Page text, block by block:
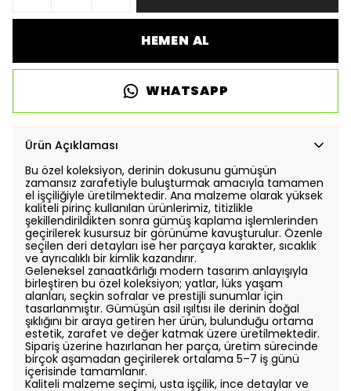
HEMEN AL
WHATSAPP
Ürün Açıklaması
Bu özel koleksiyon, derinin dokusunu gümüşün
zamansız zarafetiyle buluşturmak amacıyla tamamen
el işçiliğiyle üretilmektedir. Ana malzeme olarak yüksek
kaliteli pirinç kullanılan ürünlerimiz, titizlikle
şekillendirildikten sonra gümüş kaplama işlemlerinden
geçirilerek kusursuz bir görünüme kavuşturulur. Özenle
seçilen deri detayları ise her parçaya karakter, sıcaklık
ve ayrıcalıklı bir kimlik kazandırır.
Geleneksel zanaatkârlığı modern tasarım anlayışıyla
birleştiren bu özel koleksiyon; yatlar, lüks yaşam
alanları, seçkin sofralar ve prestijli sunumlar için
tasarlanmıştır. Gümüşün asil ışıltısı ile derinin doğal
şıklığını bir araya getiren her ürün, bulunduğu ortama
estetik, zarafet ve değer katmak üzere üretilmektedir.
Sipariş üzerine hazırlanan her parça, üretim sürecinde
birçok aşamadan geçirilerek ortalama 5–7 iş günü
içerisinde tamamlanır.
Kaliteli malzeme seçimi, usta işçilik, ince detaylar ve